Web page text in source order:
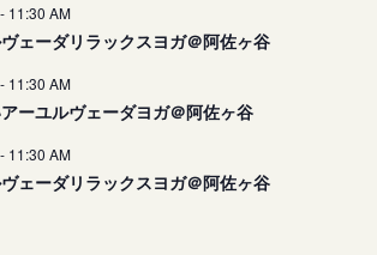
- 11:30 AM
ェーダリラックスヨガ＠阿佐ヶ谷
- 11:30 AM
ーユルヴェーダヨガ＠阿佐ヶ谷
- 11:30 AM
ェーダリラックスヨガ＠阿佐ヶ谷